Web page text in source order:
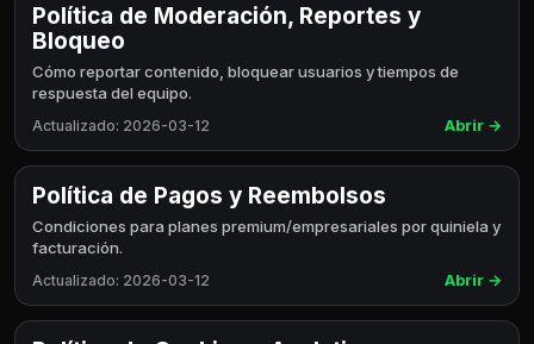
Política de Moderación, Reportes y
Bloqueo
Cómo reportar contenido, bloquear usuarios y tiempos de
respuesta del equipo.
Actualizado: 2026-03-12 Abrir →
Política de Pagos y Reembolsos
Condiciones para planes premium/empresariales por quiniela y
facturación.
Actualizado: 2026-03-12 Abrir →